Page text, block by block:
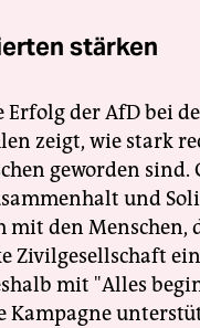
stärken
Erfolg der AfD bei
zeigt, wie stark
geworden sind.
und
mit den Menschen,
Zivilgesellschaft
mit "Alles
Kampagne